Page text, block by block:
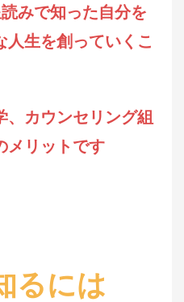
みで知った自分を
人生を創っていくこ
、カウンセリング組
メリットです
るには